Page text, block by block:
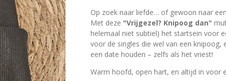
Op zoek naar liefde… of gewoon naar
Met deze "Vrijgezel? Knipoog dan"
helemaal niet subtiel) het startsein voor
voor de singles die wel van een knipoog,
een date houden – zelfs als het vriest!
Warm hoofd, open hart, en altijd in voor